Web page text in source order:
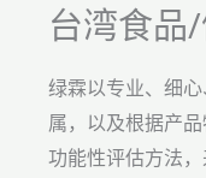
台湾食品
绿霖以专业、细
属，以及根据产
功能性评估方法